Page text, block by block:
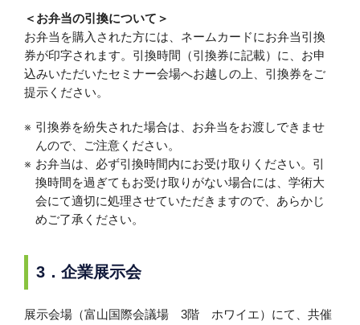
＜お弁当の引換について＞
お弁当を購入された方には、ネームカードにお弁当引換
券が印字されます。引換時間（引換券に記載）に、お申
込みいただいたセミナー会場へお越しの上、引換券をご
提示ください。
引換券を紛失された場合は、お弁当をお渡しできませ
んので、ご注意ください。
お弁当は、必ず引換時間内にお受け取りください。引
換時間を過ぎてもお受け取りがない場合には、学術大
会にて適切に処理させていただきますので、あらかじ
めご了承ください。
3．企業展示会
展示会場（富山国際会議場 3階 ホワイエ）にて、共催